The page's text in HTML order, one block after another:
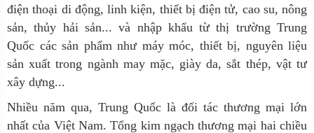
điện thoại di động, linh kiện, thiết bị điện tử, cao su, nông
sản, thủy hải sản... và nhập khẩu từ thị trường Trung
Quốc các sản phẩm như máy móc, thiết bị, nguyên liệu
sản xuất trong ngành may mặc, giày da, sắt thép, vật tư
xây dựng...
Nhiều năm qua, Trung Quốc là đối tác thương mại lớn
nhất của Việt Nam. Tổng kim ngạch thương mại hai chiều